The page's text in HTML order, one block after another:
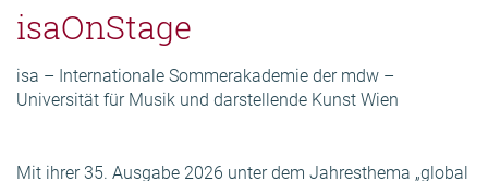
isaOnStage
isa – Internationale Sommerakademie der mdw –
Universität für Musik und darstellende Kunst Wien
Mit ihrer 35. Ausgabe 2026 unter dem Jahresthema „global